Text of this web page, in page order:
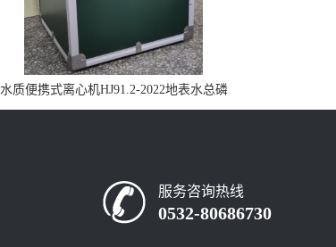
水质便携式离心机HJ91.2-2022地表水总磷
监测内置有电池
服务咨询热线
0532-80686730